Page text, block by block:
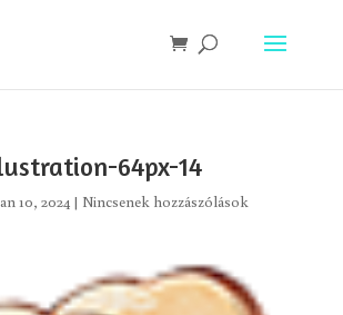
64px-14
10, 2024| Nincsenek hozzászólások